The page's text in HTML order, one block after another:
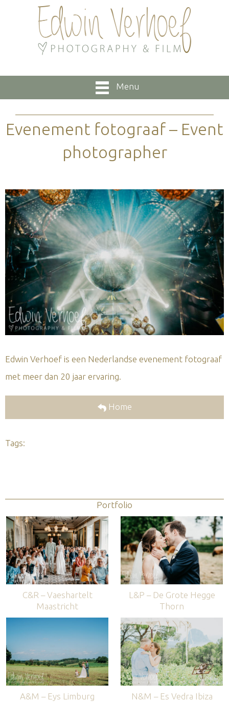
Menu
Evenement fotograaf – Event
photographer
Edwin Verhoef is een Nederlandse evenement fotograaf
met meer dan 20 jaar ervaring.
Home
Tags:
Portfolio
C&R – Vaeshartelt
Maastricht
L&P – De Grote Hegge
Thorn
A&M – Eys Limburg N&M – Es Vedra Ibiza